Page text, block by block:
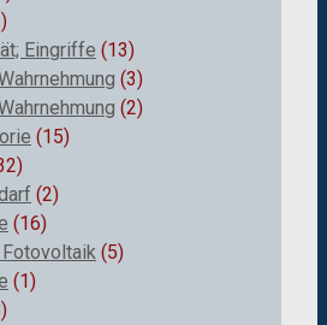
Eingriffe (13)
(3)
(2)
(15)
(2)
(16)
(5)
(1)